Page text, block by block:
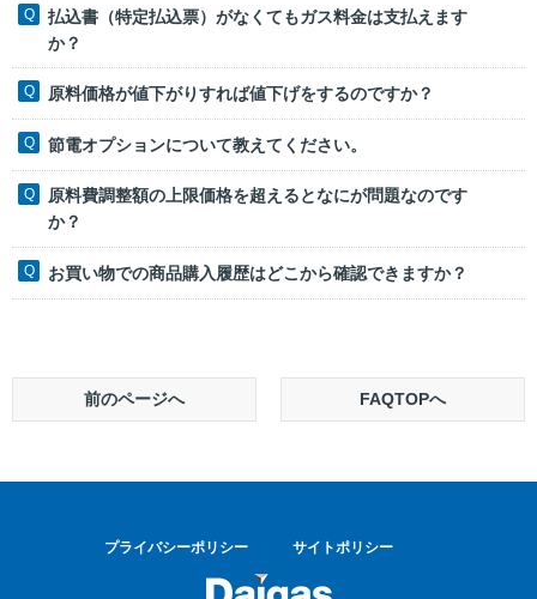
払込書（特定払込票）がなくてもガス料金は支払えます
か？
原料価格が値下がりすれば値下げをするのですか？
節電オプションについて教えてください。
原料費調整額の上限価格を超えるとなにが問題なのです
か？
お買い物での商品購入履歴はどこから確認できますか？
前のページへ FAQTOPへ
プライバシーポリシー サイトポリシー